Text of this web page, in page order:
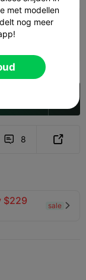
Cloud
 8 
$229
sale 
met modellen
nog meer